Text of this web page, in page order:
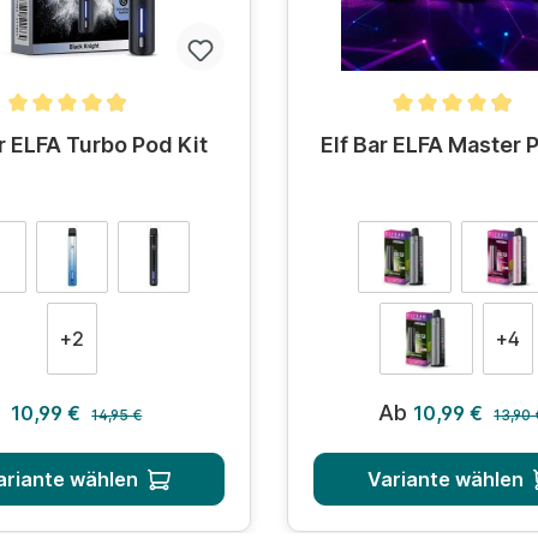
Bewertung von 4.9 von 5 Sternen
ELFA Turbo Pod Kit
auswählen
+2
Verkaufspreis:
10,99 € Regulärer Preis:
14,95 €
wählen
Durchschnittliche
Elf Bar ELFA Master
Farbeauswählen
+4
Verkaufspreis:
Ab 10,99 € 13,90
Variante wählen